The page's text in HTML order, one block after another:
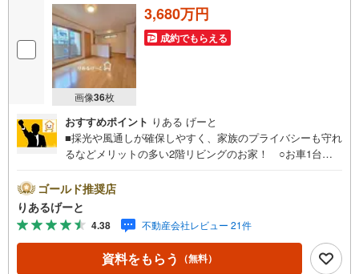
画像36枚
3,680万円
成約でもらえる
おすすめポイント りある げーと
■採光や風通しが確保しやすく、家族のプライバシーも守れ
るなどメリットの多い2階リビングのお家！ ○お車1台駐
線利用可能で通勤通学も便利！■物件検討中のお客さま！ち
ょっと見学してみたいだけなどでも内覧可能です！売主さ
まの都合等で見学ができない場合がございます。お気軽に
「りあるげーと」までお問合わせ下さい！■「りあるげー
と」が選ばれるポイント！■年中休まず営業中！いつでも対
応致します！・営業時間:9:00～21:00上記の時間帯は、お
ゴールド推奨店
りあるげーと
4.38 不動産会社レビュー 21件
資料をもらう （無料）